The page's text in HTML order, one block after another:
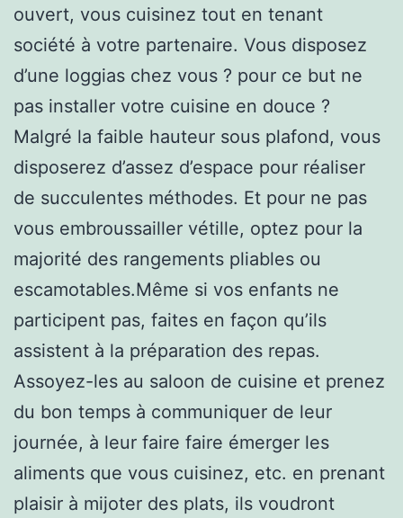
ouvert, vous cuisinez tout en tenant
société à votre partenaire. Vous disposez
d’une loggias chez vous ? pour ce but ne
pas installer votre cuisine en douce ?
Malgré la faible hauteur sous plafond, vous
disposerez d’assez d’espace pour réaliser
de succulentes méthodes. Et pour ne pas
vous embroussailler vétille, optez pour la
majorité des rangements pliables ou
escamotables.Même si vos enfants ne
participent pas, faites en façon qu’ils
assistent à la préparation des repas.
Assoyez-les au saloon de cuisine et prenez
du bon temps à communiquer de leur
journée, à leur faire faire émerger les
aliments que vous cuisinez, etc. en prenant
plaisir à mijoter des plats, ils voudront